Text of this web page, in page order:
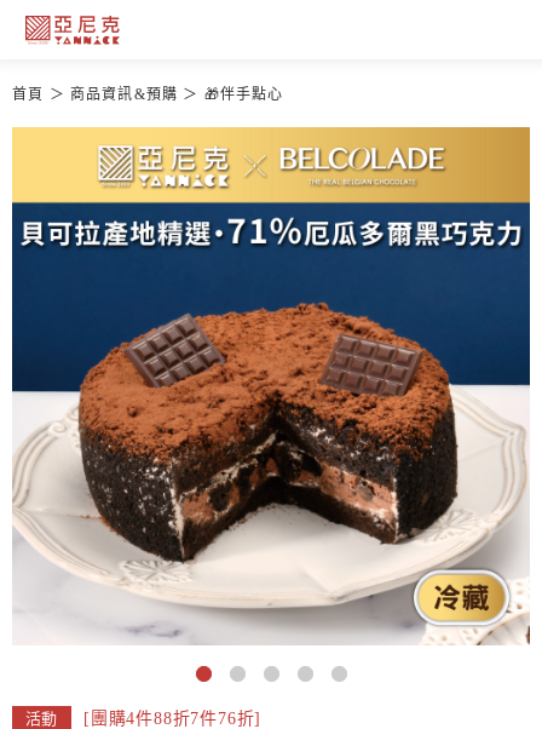
首頁 商品資訊&預購 🎁伴手點心
活動 [團購4件88折7件76折]